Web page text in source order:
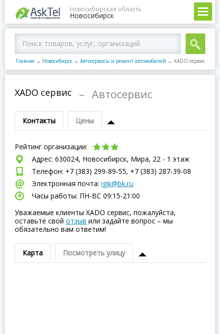
Новосибирская область
Новосибирск
Главная → Новосибирск → Автосервисы и ремонт автомобилей → XADO сервис
XADO сервис – Автосервис
Контакты Цены
Рейтинг организации:
Адрес: 630024, Новосибирск, Мира, 22 - 1 этаж
Телефон: +7 (383) 299-89-55, +7 (383) 287-39-08
Электронная почта: igik@bk.ru
Часы работы: ПН-ВC 09:15-21:00
Уважаемые клиенты XADO сервис, пожалуйста,
оставьте свой отзыв или задайте вопрос – мы
обязательно вам ответим!
Карта Посмотреть улицу